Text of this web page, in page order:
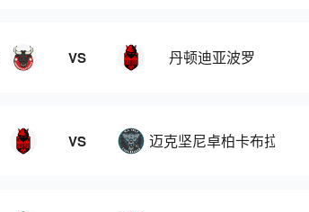
VS 丹顿迪亚波罗
VS 迈克坚尼卓柏卡布拉